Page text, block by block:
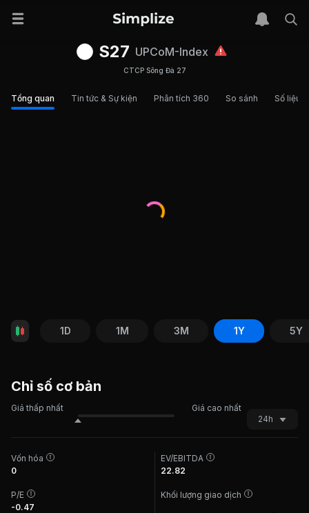
S27 UPCoM-Index
CTCP Sông Đà 27
Tổng quan Tin tức & Sự kiện Phân tích 360 So sánh Số liệu
1D 1M 3M 1Y 5Y
Chỉ số cơ bản
Giá thấp nhất
Giá cao nhất
24h
Vốn hóa
0
P/E
-0.47
EV/EBITDA
22.82
Khối lượng giao dịch